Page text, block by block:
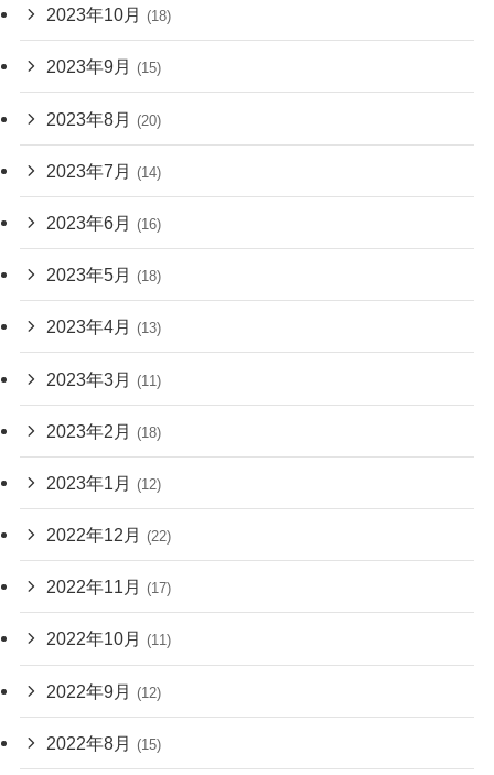
2023年10月 (18)
2023年9月 (15)
2023年8月 (20)
2023年7月 (14)
2023年6月 (16)
2023年5月 (18)
2023年4月 (13)
2023年3月 (11)
2023年2月 (18)
2023年1月 (12)
2022年12月 (22)
2022年11月 (17)
2022年10月 (11)
2022年9月 (12)
2022年8月 (15)